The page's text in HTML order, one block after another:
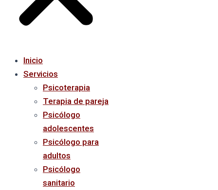
Inicio
Servicios
Psicoterapia
Terapia de pareja
Psicólogo
adolescentes
Psicólogo para
adultos
Psicólogo
sanitario